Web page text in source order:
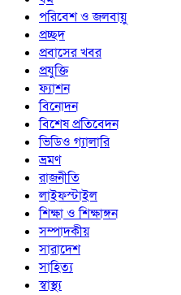
পরিবেশ ও জলবায়ু
প্রচ্ছদ
প্রবাসের খবর
প্রযুক্তি
ফ্যাশন
বিনোদন
বিশেষ প্রতিবেদন
ভিডিও গ্যালারি
ভ্রমণ
রাজনীতি
লাইফস্টাইল
শিক্ষা ও শিক্ষাঙ্গন
সম্পাদকীয়
সারাদেশ
সাহিত্য
স্বাস্থ্য